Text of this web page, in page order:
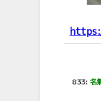
833:名